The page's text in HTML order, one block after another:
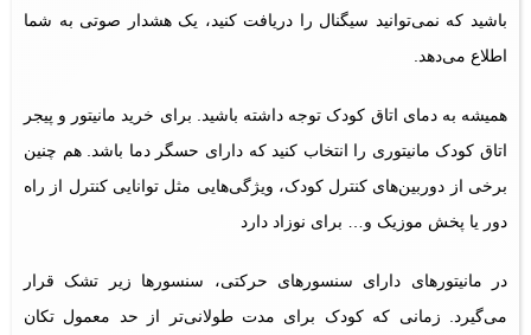
باشید که نمی‌توانید سیگنال را دریافت کنید، یک هشدار صوتی به شما
اطلاع می‌دهد.
همیشه به دمای اتاق کودک توجه داشته باشید. برای خرید مانیتور و پیجر
اتاق کودک مانیتوری را انتخاب کنید که دارای حسگر دما باشد. هم چنین
برخی از دوربین‌های کنترل کودک، ویژگی‌هایی مثل توانایی کنترل از راه
دور یا پخش موزیک و… برای نوزاد دارد
در مانیتورهای دارای سنسورهای حرکتی، سنسورها زیر تشک قرار
می‌گیرد. زمانی که کودک برای مدت طولانی‌تر از حد معمول تکان